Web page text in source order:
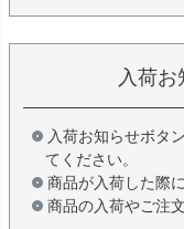
入荷
入荷お知らせボタ
てください。
商品が入荷した際
商品の入荷やご注